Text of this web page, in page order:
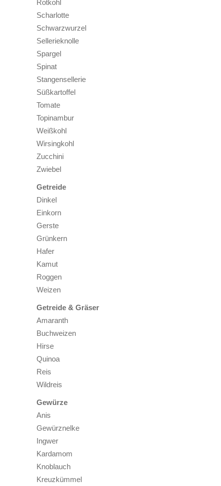
Rotkohl
Scharlotte
Schwarzwurzel
Sellerieknolle
Spargel
Spinat
Stangensellerie
Süßkartoffel
Tomate
Topinambur
Weißkohl
Wirsingkohl
Zucchini
Zwiebel
Getreide
Dinkel
Einkorn
Gerste
Grünkern
Hafer
Kamut
Roggen
Weizen
Getreide & Gräser
Amaranth
Buchweizen
Hirse
Quinoa
Reis
Wildreis
Gewürze
Anis
Gewürznelke
Ingwer
Kardamom
Knoblauch
Kreuzkümmel